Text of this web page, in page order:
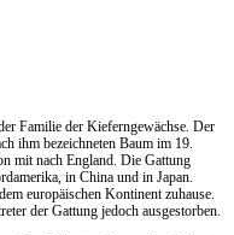
Familie der Kieferngewächse. Der
ihm bezeichneten Baum im 19.
mit nach England. Die Gattung
in China und in Japan.
europäischen Kontinent zuhause.
der Gattung jedoch ausgestorben.